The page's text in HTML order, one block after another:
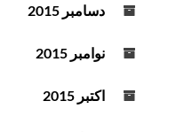
دسامبر 2015
نوامبر 2015
اکتبر 2015